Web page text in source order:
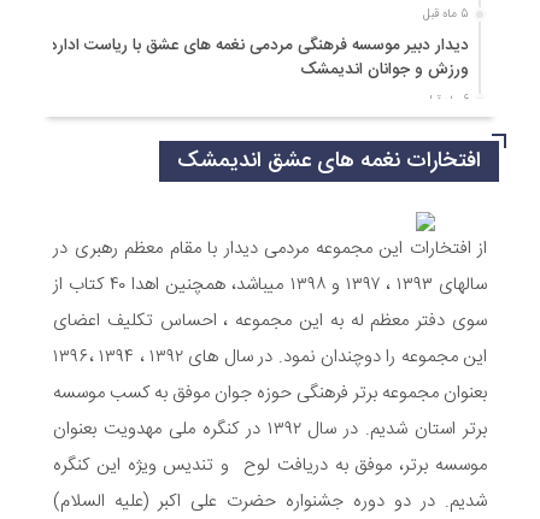
5 ماه قبل
دیدار دبیر موسسه فرهنگی مردمی نغمه های عشق با ریاست اداره
ورزش و جوانان اندیمشک
6 ماه قبل
نیمه شعبان و دهه فجر و هفته ی جوان در اندیمشک برگزار شد.
6 ماه قبل
مراسم جشن ولادت امام زمان (عج) و جشن فجر انقلاب اسلامی و
هفته ی جوان در اندیمشک برگزار شد.
6 ماه قبل
تشریح برنامه های دهه مهدویت شبکه فرهنگی مردمی نغمه های
عشق اندیمشک
7 ماه قبل
توزیع بسته جشن تکلیف به دختران سادات ایتام اندیمشک در شب
ولادت امام علی(ع)
ایجاد ۱۱۰ شعبه نغمه های عشق در ۱۱۰ منطقه شهر و روستای
اندیمشک
افتخارات نغمه های عشق اندیمشک
از افتخارات این مجموعه مردمی دیدار با مقام معظم رهبری در
سالهای ۱۳۹۳ ، ۱۳۹۷ و ۱۳۹۸ میباشد، همچنین اهدا ۴۰ کتاب از
سوی دفتر معظم له به این مجموعه ، احساس تکلیف اعضای
این مجموعه را دوچندان نمود. در سال های ۱۳۹۲ ، ۱۳۹۴ ،۱۳۹۶
بعنوان مجموعه برتر فرهنگی حوزه جوان موفق به کسب موسسه
برتر استان شدیم. در سال ۱۳۹۲ در کنگره ملی مهدویت بعنوان
موسسه برتر، موفق به دریافت لوح و تندیس ویژه این کنگره
شدیم. در دو دوره جشنواره حضرت علی اکبر (علیه السلام)